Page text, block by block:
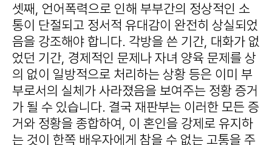
셋째, 언어폭력으로 인해 부부간의 정상적인 소
통이 단절되고 정서적 유대감이 완전히 상실되었
음을 강조해야 합니다. 각방을 쓴 기간, 대화가 없
었던 기간, 경제적인 문제나 자녀 양육 문제를 상
의 없이 일방적으로 처리하는 상황 등은 이미 부
부로서의 실체가 사라졌음을 보여주는 정황 증거
가 될 수 있습니다. 결국 재판부는 이러한 모든 증
거와 정황을 종합하여, 이 혼인을 강제로 유지하
는 것이 한쪽 배우자에게 참을 수 없는 고통을 주